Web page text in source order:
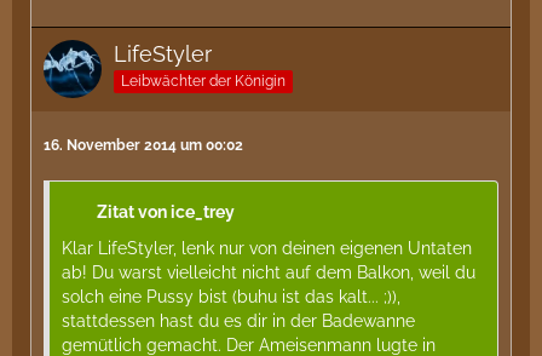
LifeStyler
Leibwächter der Königin
16. November 2014 um 00:02
Zitat von ice_trey
Klar LifeStyler, lenk nur von deinen eigenen Untaten
ab! Du warst vielleicht nicht auf dem Balkon, weil du
solch eine Pussy bist (buhu ist das kalt... ;)),
stattdessen hast du es dir in der Badewanne
gemütlich gemacht. Der Ameisenmann lugte in